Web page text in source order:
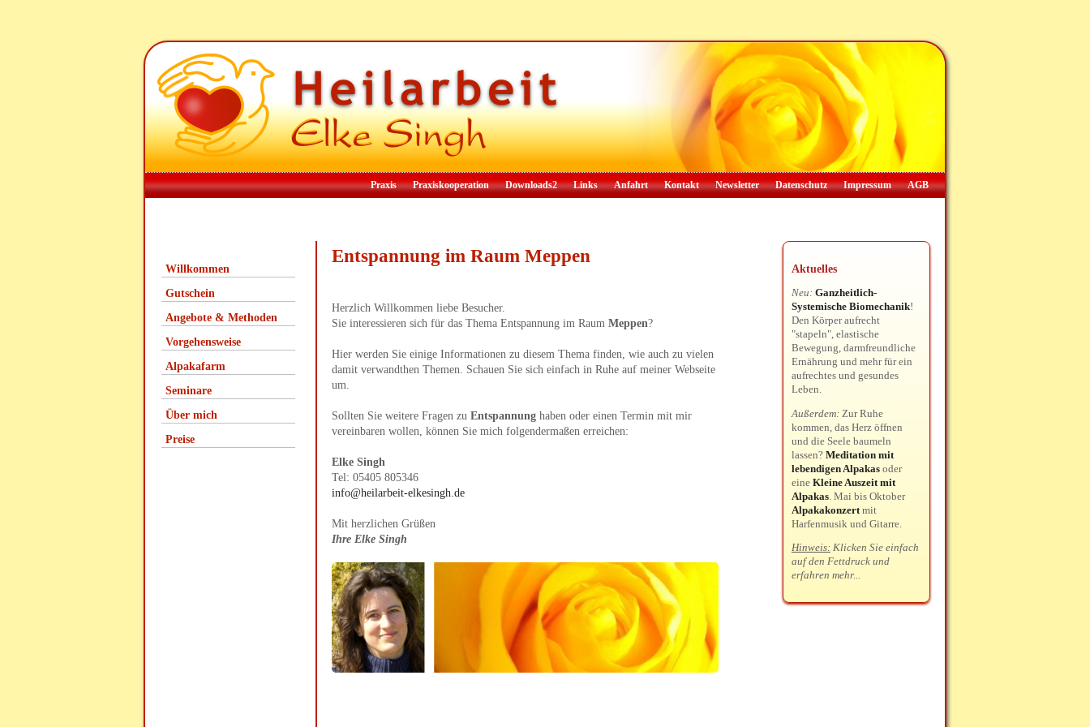
Praxis Praxiskooperation Downloads2 Links Anfahrt Kontakt Newsletter Datenschutz Impressum AGB
Willkommen
Gutschein
Angebote & Methoden
Vorgehensweise
Alpakafarm
Seminare
Über mich
Preise
Entspannung im Raum Meppen
Herzlich Willkommen liebe Besucher.
Sie interessieren sich für das Thema Entspannung im Raum Meppen?
Hier werden Sie einige Informationen zu diesem Thema finden, wie auch zu vielen
damit verwandthen Themen. Schauen Sie sich einfach in Ruhe auf meiner Webseite
um.
Sollten Sie weitere Fragen zu Entspannung haben oder einen Termin mit mir
vereinbaren wollen, können Sie mich folgendermaßen erreichen:
Elke Singh
Tel: 05405 805346
info@heilarbeit-elkesingh.de
Mit herzlichen Grüßen
Ihre Elke Singh
Aktuelles
Neu: Ganzheitlich-
Systemische Biomechanik!
Den Körper aufrecht
"stapeln", elastische
Bewegung, darmfreundliche
Ernährung und mehr für ein
aufrechtes und gesundes
Leben.
Außerdem: Zur Ruhe
kommen, das Herz öffnen
und die Seele baumeln
lassen? Meditation mit
lebendigen Alpakas oder
eine Kleine Auszeit mit
Alpakas . Mai bis Oktober
Alpakakonzert mit
Harfenmusik und Gitarre.
Hinweis: Klicken Sie einfach
auf den Fettdruck und
erfahren mehr...